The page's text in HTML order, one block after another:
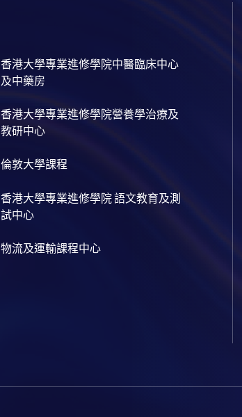
香港大學專業進修學院中醫臨床中心
及中藥房
香港大學專業進修學院營養學治療及
教研中心
倫敦大學課程
香港大學專業進修學院 語文教育及測
試中心
物流及運輸課程中心